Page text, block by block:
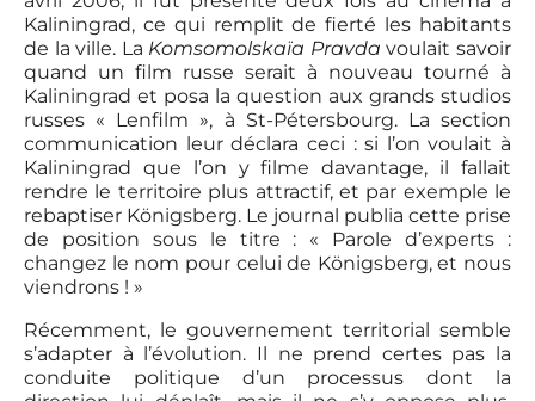
Kaliningrad, ce qui remplit de fierté les habitants
de la ville. La Komsomolskaïa Pravda voulait savoir
quand un film russe serait à nouveau tourné à
Kaliningrad et posa la question aux grands studios
russes « Lenfilm », à St-Pétersbourg. La section
communication leur déclara ceci : si l’on voulait à
Kaliningrad que l’on y filme davantage, il fallait
rendre le territoire plus attractif, et par exemple le
rebaptiser Königsberg. Le journal publia cette prise
de position sous le titre : « Parole d’experts :
changez le nom pour celui de Königsberg, et nous
viendrons ! »
Récemment, le gouvernement territorial semble
s’adapter à l’évolution. Il ne prend certes pas la
conduite politique d’un processus dont la